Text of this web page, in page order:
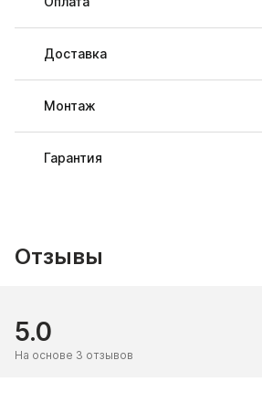
Доставка
Монтаж
Гарантия
Отзывы
5.0
На основе 3 отзывов